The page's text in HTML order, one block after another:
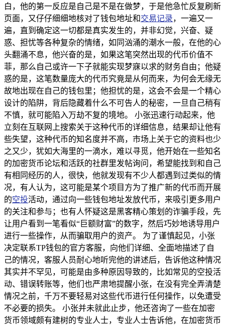
白，他的第一反应是自己是不是在做梦，于是他急忙反复刷新
页面，又仔仔细细地核对了钱包地址和交易记录，一遍又一
遍，直到确定这一切都是真实发生的，并非幻觉，兴奋、疑
惑、担忧等各种复杂的情绪，如同汹涌的潮水一般，在他的心
头翻涌不息，他兴奋的是，如果这笔突然出现的代币价值不
菲，那么自己或许一下子就能实现梦寐以求的财务自由；他疑
惑的是，这笔数量庞大的代币究竟是从何而来，为何会无缘无
故地出现在自己的钱包里；他担忧的是，这会不会是一个精心
设计的陷阱，背后隐藏着什么不可告人的秘密，一旦自己稍有
不慎，就可能陷入万劫不复的境地。 小张迅速行动起来，他
立刻在互联网上搜索关于这种代币的详细信息，结果却让他有
些失望，这种代币的知名度并不高，市场上关于它的资料也少
之又少，犹如大海里的一滴水，难以寻觅，他开始在一些知名
的加密货币论坛和活跃的社群里发帖询问，希望能找到和自己
有相同经历的人，很快，他就发现有不少人都遇到过类似的情
况，有人认为，这可能是某个项目方为了推广新的代币而开展
的空投活动，通过向一些钱包地址发放代币，来吸引更多用户
的关注和参与；也有人怀疑这是黑客精心策划的诈骗手段，先
让用户看到一笔看似“巨额财富”的数字，然后巧妙地诱导用户
进行一些操作，从而骗取用户的资产。 为了谨慎起见，小张
决定联系TP钱包的官方客服，向他们详细、全面地描述了自
己的情况，客服人员耐心地听完他的讲述后，告诉他这种情况
其实并不罕见，可能是由多种原因导致的，比如常见的空投活
动、错误转账等，他们也严肃地提醒小张，在没有完全弄清楚
情况之前，千万不要轻易对这些代币进行任何操作，以免遭受
不必要的损失。 小张并未就此止步，他还咨询了一些在加密
货币领域颇有建树的专业人士，专业人士告诉他，在加密货币